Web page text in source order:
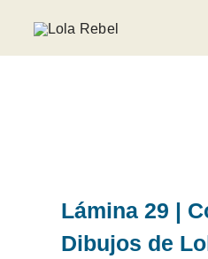
Invitados
Lámina 29 |
Dibujos de